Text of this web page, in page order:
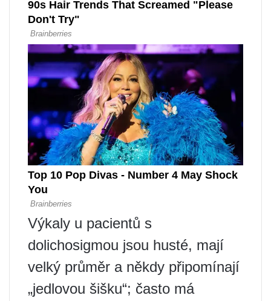
Výkaly u pacientů s
dolichosigmou jsou husté, mají
velký průměr a někdy připomínají
„jedlovou šišku“; často má